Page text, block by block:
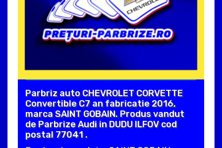
Parbriz auto CHEVROLET CORVETTE
Convertible C7 an fabricatie 2016,
marca SAINT GOBAIN. Produs vandut
de Parbrize Audi in DUDU ILFOV cod
postal 77041 .